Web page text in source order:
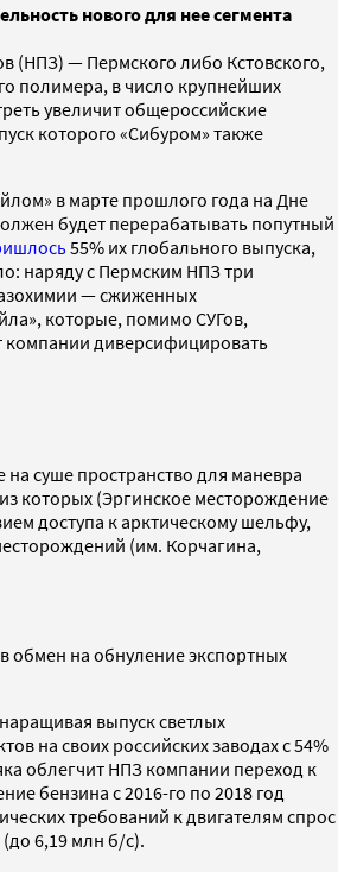
нового для нее сегмента
(НПЗ) — Пермского либо Кстовского,
полимера, в число крупнейших
увеличит общероссийские
которого «Сибуром» также
в марте прошлого года на Дне
будет перерабатывать попутный
55% их глобального выпуска,
наряду с Пермским НПЗ три
— сжиженных
которые, помимо СУГов,
компании диверсифицировать
суше пространство для маневра
которых (Эргинское месторождение
доступа к арктическому шельфу,
(им. Корчагина,
обмен на обнуление экспортных
выпуск светлых
на своих российских заводах с 54%
облегчит НПЗ компании переход к
бензина с 2016-го по 2018 год
требований к двигателям спрос
6,19 млн б/с).